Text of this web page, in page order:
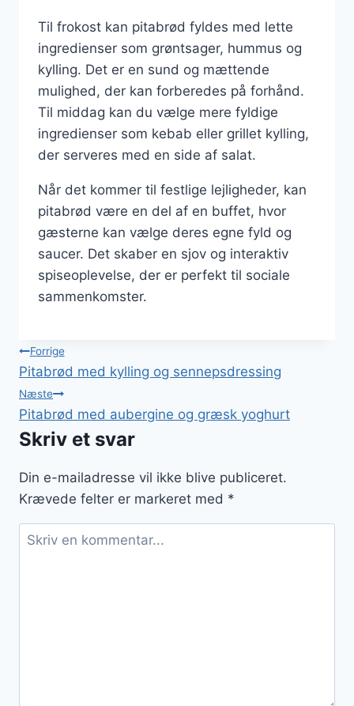
Til frokost kan pitabrød fyldes med lette
ingredienser som grøntsager, hummus og
kylling. Det er en sund og mættende
mulighed, der kan forberedes på forhånd.
Til middag kan du vælge mere fyldige
ingredienser som kebab eller grillet kylling,
der serveres med en side af salat.
Når det kommer til festlige lejligheder, kan
pitabrød være en del af en buffet, hvor
gæsterne kan vælge deres egne fyld og
saucer. Det skaber en sjov og interaktiv
spiseoplevelse, der er perfekt til sociale
sammenkomster.
Indlægsnavigation
Forrige
Pitabrød med kylling og sennepsdressing
Næste
Pitabrød med aubergine og græsk yoghurt
Skriv et svar
Din e-mailadresse vil ikke blive publiceret.
Krævede felter er markeret med *